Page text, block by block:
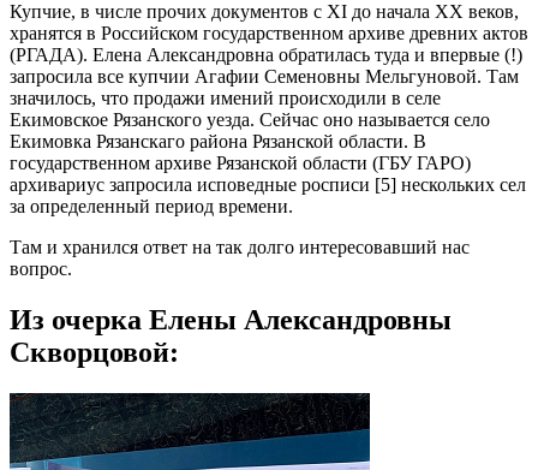
Купчие, в числе прочих документов с XI до начала XX веков,
хранятся в Российском государственном архиве древних актов
(РГАДА). Елена Александровна обратилась туда и впервые (!)
запросила все купчии Агафии Семеновны Мельгуновой. Там
значилось, что продажи имений происходили в селе
Екимовское Рязанского уезда. Сейчас оно называется село
Екимовка Рязанскаго района Рязанской области. В
государственном архиве Рязанской области (ГБУ ГАРО)
архивариус запросила исповедные росписи [5] нескольких сел
за определенный период времени.
Там и хранился ответ на так долго интересовавший нас
вопрос.
Из очерка Елены Александровны
Скворцовой: